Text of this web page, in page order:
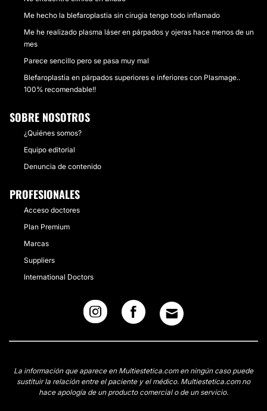
Me hecho la blefaroplastia sin cirugia tengo todo inflamado
Me he realizado plasma láser en párpados y ojeras hace menos de un
mes
Parece sencillo pero se pasa muy mal
Blefaroplastia en párpados superiores e inferiores con Plasmage..
100% recomendable!!
SOBRE NOSOTROS
¿Quiénes somos?
Equipo editorial
Denuncia de contenido
PROFESIONALES
Acceso doctores
Plan Premium
Marcas
Suppliers
International Doctors
La información que aparece en Multiestetica.com en ningún caso puede
sustituir la relación entre el paciente y el médico. Multiestetica.com no
hace apología de un producto comercial o de un servicio.